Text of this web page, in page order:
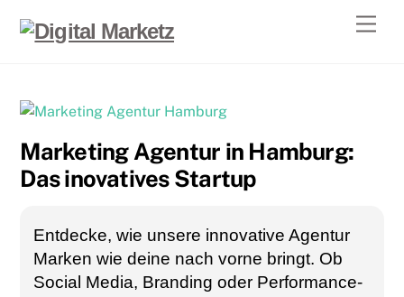
Marketing Agentur in Hamburg:
Das inovatives Startup
Entdecke, wie unsere innovative Agentur
Marken wie deine nach vorne bringt. Ob
Social Media, Branding oder Performance-